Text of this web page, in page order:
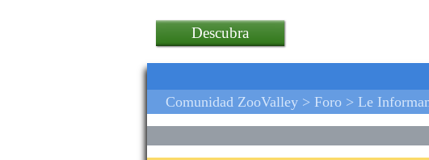
Descubra
Comunidad ZooValley > Foro > Le